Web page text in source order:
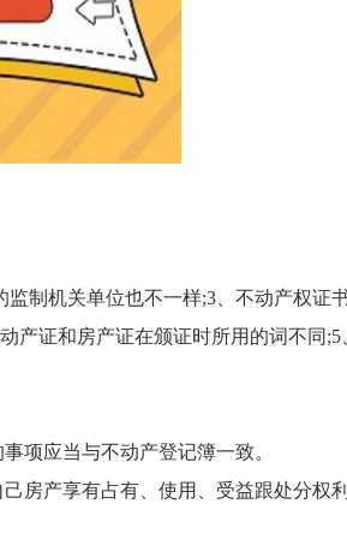
制机关单位也不一样;3、不动产权证
产证和房产证在颁证时所用的词不同;5
项应当与不动产登记簿一致。
房产享有占有、使用、受益跟处分权